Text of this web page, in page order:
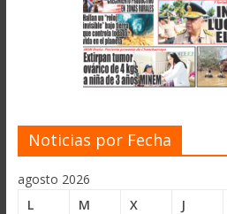
Noticias por Fecha
agosto 2026
L
M X J